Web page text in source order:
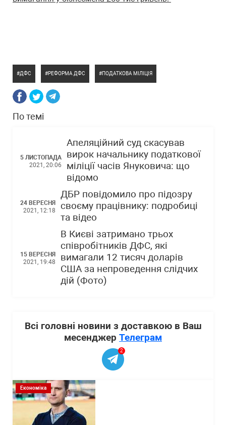
ДФС РЕФОРМА ДФС ПОДАТКОВА МІЛІЦІЯ
По темі
5 ЛИСТОПАДА
2021, 20:06
Апеляційний суд скасував
вирок начальнику податкової
міліції часів Януковича: що
відомо
24 ВЕРЕСНЯ
2021, 12:18
ДБР повідомило про підозру
своєму працівнику: подробиці
та відео
15 ВЕРЕСНЯ
2021, 19:48
В Києві затримано трьох
співробітників ДФС, які
вимагали 12 тисяч доларів
США за непроведення слідчих
дій (Фото)
Всі головні новини з доставкою в Ваш
месенджер Телеграм
2
Економіка